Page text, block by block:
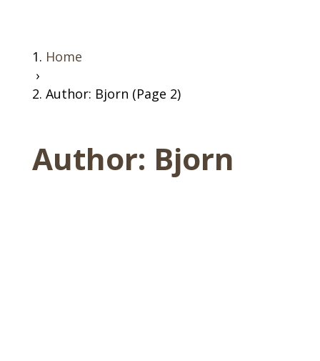
Home
›
Author: Bjorn (Page 2)
Author: Bjorn